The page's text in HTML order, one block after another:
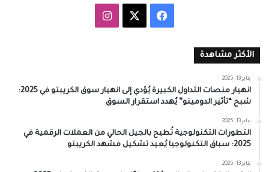
فيسبوك انستقرام
الأكثر مشاهدة
يناير 13, 2025
انهيار منصات التداول الكبيرة يُؤدي إلى انهيار سوق الكريبتو في 2025:
شبح “تأثير الدومينو” يُهدد استقرار السوق
يناير 13, 2025
التطورات التكنولوجية تُطيح بالجيل الحالي من العملات الرقمية في
2025: سباق التكنولوجيا يُعيد تشكيل مشهد الكريبتو
يناير 13, 2025